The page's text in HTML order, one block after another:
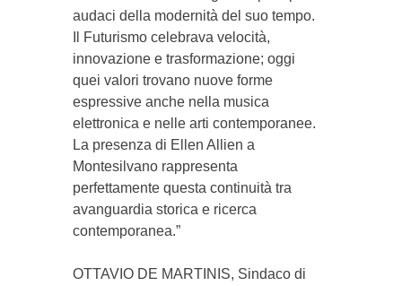
audaci della modernità del suo tempo.
Il Futurismo celebrava velocità,
innovazione e trasformazione; oggi
quei valori trovano nuove forme
espressive anche nella musica
elettronica e nelle arti contemporanee.
La presenza di Ellen Allien a
Montesilvano rappresenta
perfettamente questa continuità tra
avanguardia storica e ricerca
contemporanea.”
OTTAVIO DE MARTINIS, Sindaco di